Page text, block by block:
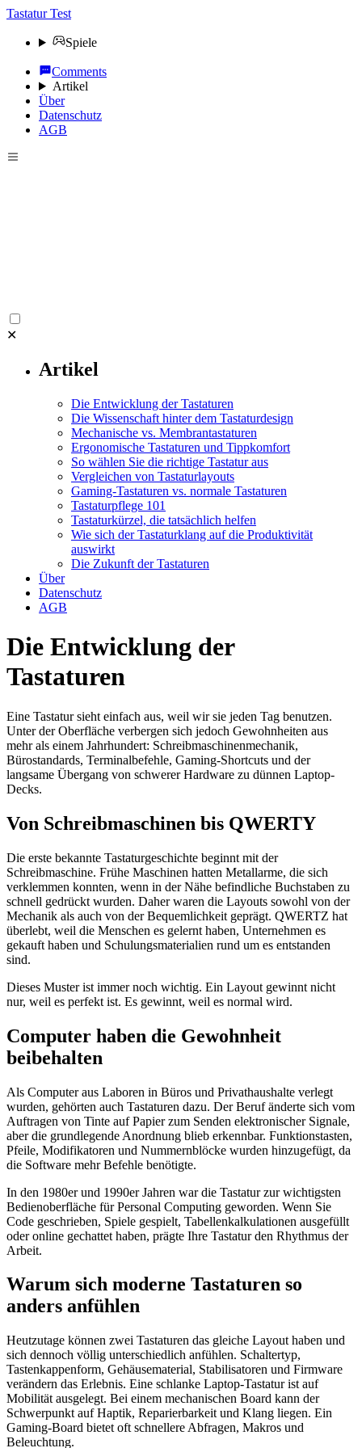
Tastatur Test
Spiele
Comments
Artikel
Über
Datenschutz
AGB
✕
Artikel
Die Entwicklung der Tastaturen
Die Wissenschaft hinter dem Tastaturdesign
Mechanische vs. Membrantastaturen
Ergonomische Tastaturen und Tippkomfort
So wählen Sie die richtige Tastatur aus
Vergleichen von Tastaturlayouts
Gaming-Tastaturen vs. normale Tastaturen
Tastaturpflege 101
Tastaturkürzel, die tatsächlich helfen
Wie sich der Tastaturklang auf die Produktivität
auswirkt
Die Zukunft der Tastaturen
Über
Datenschutz
AGB
Die Entwicklung der
Tastaturen
Eine Tastatur sieht einfach aus, weil wir sie jeden Tag benutzen.
Unter der Oberfläche verbergen sich jedoch Gewohnheiten aus
mehr als einem Jahrhundert: Schreibmaschinenmechanik,
Bürostandards, Terminalbefehle, Gaming-Shortcuts und der
langsame Übergang von schwerer Hardware zu dünnen Laptop-
Decks.
Von Schreibmaschinen bis QWERTY
Die erste bekannte Tastaturgeschichte beginnt mit der
Schreibmaschine. Frühe Maschinen hatten Metallarme, die sich
verklemmen konnten, wenn in der Nähe befindliche Buchstaben zu
schnell gedrückt wurden. Daher waren die Layouts sowohl von der
Mechanik als auch von der Bequemlichkeit geprägt. QWERTZ hat
überlebt, weil die Menschen es gelernt haben, Unternehmen es
gekauft haben und Schulungsmaterialien rund um es entstanden
sind.
Dieses Muster ist immer noch wichtig. Ein Layout gewinnt nicht
nur, weil es perfekt ist. Es gewinnt, weil es normal wird.
Computer haben die Gewohnheit
beibehalten
Als Computer aus Laboren in Büros und Privathaushalte verlegt
wurden, gehörten auch Tastaturen dazu. Der Beruf änderte sich vom
Auftragen von Tinte auf Papier zum Senden elektronischer Signale,
aber die grundlegende Anordnung blieb erkennbar. Funktionstasten,
Pfeile, Modifikatoren und Nummernblöcke wurden hinzugefügt, da
die Software mehr Befehle benötigte.
In den 1980er und 1990er Jahren war die Tastatur zur wichtigsten
Bedienoberfläche für Personal Computing geworden. Wenn Sie
Code geschrieben, Spiele gespielt, Tabellenkalkulationen ausgefüllt
oder online gechattet haben, prägte Ihre Tastatur den Rhythmus der
Arbeit.
Warum sich moderne Tastaturen so
anders anfühlen
Heutzutage können zwei Tastaturen das gleiche Layout haben und
sich dennoch völlig unterschiedlich anfühlen. Schaltertyp,
Tastenkappenform, Gehäusematerial, Stabilisatoren und Firmware
verändern das Erlebnis. Eine schlanke Laptop-Tastatur ist auf
Mobilität ausgelegt. Bei einem mechanischen Board kann der
Schwerpunkt auf Haptik, Reparierbarkeit und Klang liegen. Ein
Gaming-Board bietet oft schnellere Abfragen, Makros und
Beleuchtung.